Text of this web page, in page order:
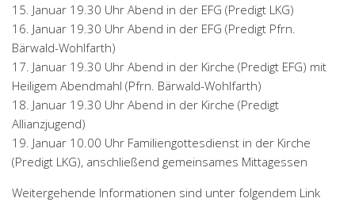
15. Januar 19.30 Uhr Abend in der EFG (Predigt LKG)
16. Januar 19.30 Uhr Abend in der EFG (Predigt Pfrn.
Bärwald-Wohlfarth)
17. Januar 19.30 Uhr Abend in der Kirche (Predigt EFG) mit
Heiligem Abendmahl (Pfrn. Bärwald-Wohlfarth)
18. Januar 19.30 Uhr Abend in der Kirche (Predigt
Allianzjugend)
19. Januar 10.00 Uhr Familiengottesdienst in der Kirche
(Predigt LKG), anschließend gemeinsames Mittagessen
Weitergehende Informationen sind unter folgendem Link